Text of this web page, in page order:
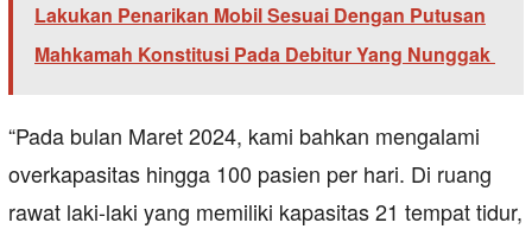
Lakukan Penarikan Mobil Sesuai Dengan Putusan
Mahkamah Konstitusi Pada Debitur Yang Nunggak
“Pada bulan Maret 2024, kami bahkan mengalami
overkapasitas hingga 100 pasien per hari. Di ruang
rawat laki-laki yang memiliki kapasitas 21 tempat tidur,